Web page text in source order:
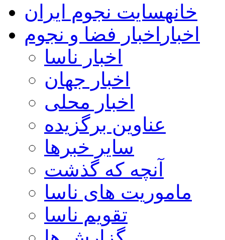
خانهسایت نجوم ایران
اخبار اخبار فضا و نجوم
اخبار ناسا
اخبار جهان
اخبار محلی
عناوین برگزیده
سایر خبرها
آنچه که گذشت
ماموریت های ناسا
تقویم ناسا